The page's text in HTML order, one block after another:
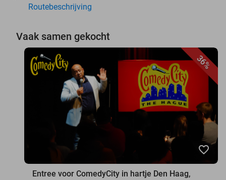
Routebeschrijving
Vaak samen gekocht
36%
favorite_border
Entree voor ComedyCity in hartje Den Haag,